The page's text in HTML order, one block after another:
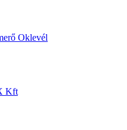
Oklevél
Kft